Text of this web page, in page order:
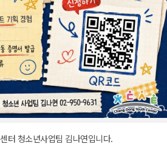
터 청소년사업팀 김나연입니다.